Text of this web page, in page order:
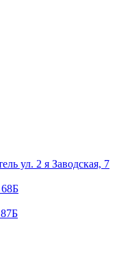
ул. 2 я Заводская, 7